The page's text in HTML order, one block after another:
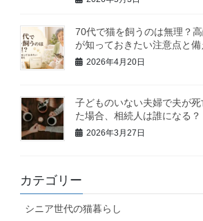
70代で猫を飼うのは無理？
が知っておきたい注意点と備
2026年4月20日
子どものいない夫婦で夫が死
た場合、相続人は誰になる？
2026年3月27日
カテゴリー
シニア世代の猫暮らし